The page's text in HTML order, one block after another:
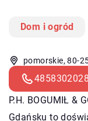
Dom i ogród
pomorskie, 80-
P.H. BOGUMIŁ &
Gdańsku to